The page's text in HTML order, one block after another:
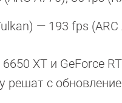
— 193 fps
XT и GeForce
решат с